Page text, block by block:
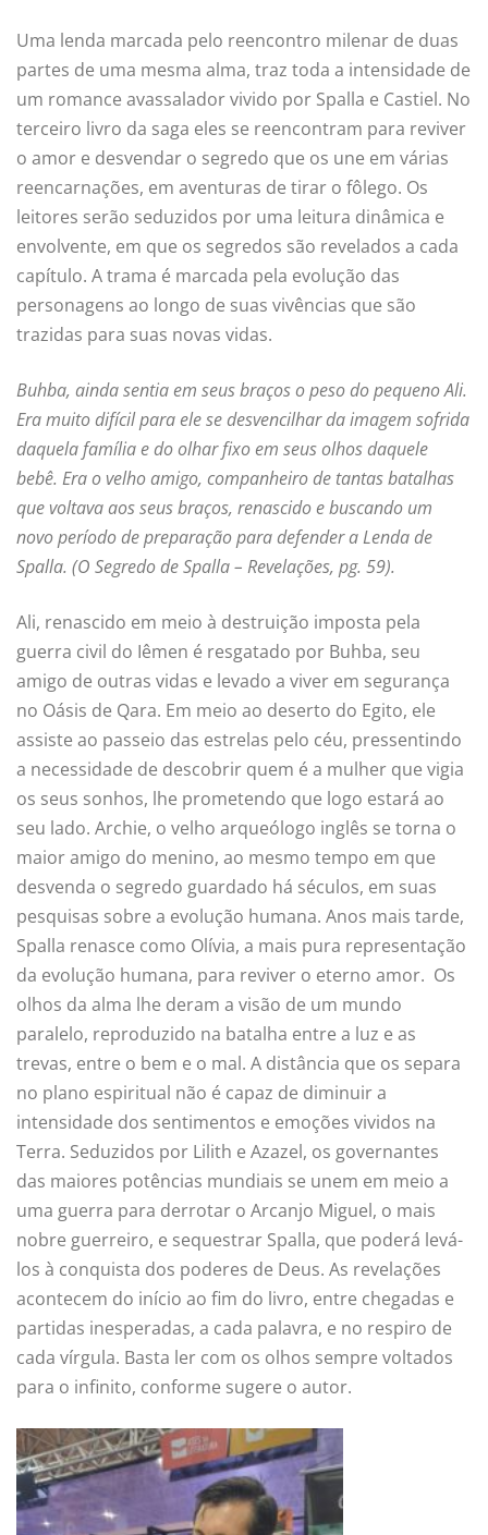
Uma lenda marcada pelo reencontro milenar de duas
partes de uma mesma alma, traz toda a intensidade de
um romance avassalador vivido por Spalla e Castiel. No
terceiro livro da saga eles se reencontram para reviver
o amor e desvendar o segredo que os une em várias
reencarnações, em aventuras de tirar o fôlego. Os
leitores serão seduzidos por uma leitura dinâmica e
envolvente, em que os segredos são revelados a cada
capítulo. A trama é marcada pela evolução das
personagens ao longo de suas vivências que são
trazidas para suas novas vidas.
Buhba, ainda sentia em seus braços o peso do pequeno Ali.
Era muito difícil para ele se desvencilhar da imagem sofrida
daquela família e do olhar fixo em seus olhos daquele
bebê. Era o velho amigo, companheiro de tantas batalhas
que voltava aos seus braços, renascido e buscando um
novo período de preparação para defender a Lenda de
Spalla. (O Segredo de Spalla – Revelações, pg. 59).
Ali, renascido em meio à destruição imposta pela
guerra civil do Iêmen é resgatado por Buhba, seu
amigo de outras vidas e levado a viver em segurança
no Oásis de Qara. Em meio ao deserto do Egito, ele
assiste ao passeio das estrelas pelo céu, pressentindo
a necessidade de descobrir quem é a mulher que vigia
os seus sonhos, lhe prometendo que logo estará ao
seu lado. Archie, o velho arqueólogo inglês se torna o
maior amigo do menino, ao mesmo tempo em que
desvenda o segredo guardado há séculos, em suas
pesquisas sobre a evolução humana. Anos mais tarde,
Spalla renasce como Olívia, a mais pura representação
da evolução humana, para reviver o eterno amor. Os
olhos da alma lhe deram a visão de um mundo
paralelo, reproduzido na batalha entre a luz e as
trevas, entre o bem e o mal. A distância que os separa
no plano espiritual não é capaz de diminuir a
intensidade dos sentimentos e emoções vividos na
Terra. Seduzidos por Lilith e Azazel, os governantes
das maiores potências mundiais se unem em meio a
uma guerra para derrotar o Arcanjo Miguel, o mais
nobre guerreiro, e sequestrar Spalla, que poderá levá-
los à conquista dos poderes de Deus. As revelações
acontecem do início ao fim do livro, entre chegadas e
partidas inesperadas, a cada palavra, e no respiro de
cada vírgula. Basta ler com os olhos sempre voltados
para o infinito, conforme sugere o autor.